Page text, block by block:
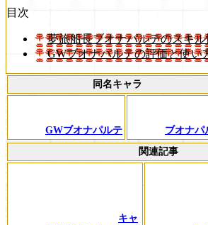
目次
夢旅船長ブオナパルテのスキ
GWブオナパルテの評価と使い
同名キャラ
GWブオナパルテ
ブオナパ
関連記事
キャ